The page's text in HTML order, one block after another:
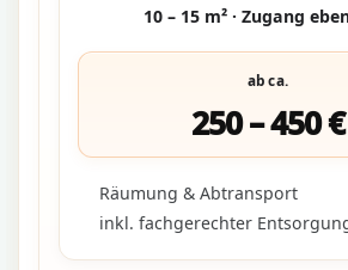
10 – 15 m² · Zugang
ab ca.
250 – 450 €
Räumung & Abtransport
inkl. fachgerechter